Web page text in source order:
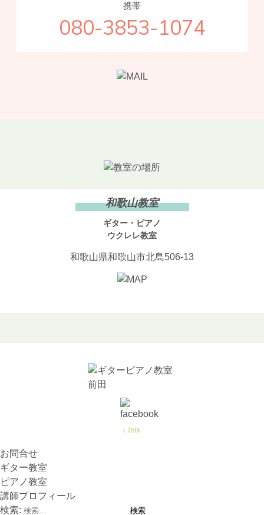
携帯
080-3853-1074
和歌山教室
ギター・ピアノ
ウクレレ教室
和歌山県和歌山市北島506-13
c 2018.
お問合せ
ギター教室
ピアノ教室
講師プロフィール
検索: